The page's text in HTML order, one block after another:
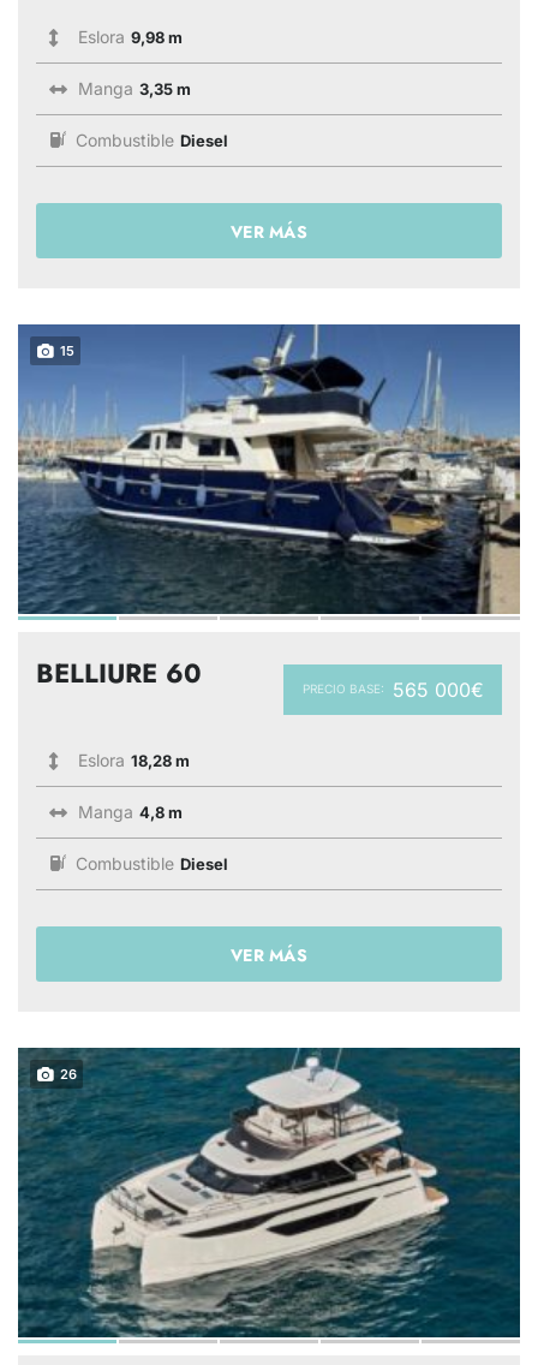
Eslora 9,98 m
Manga 3,35 m
Combustible Diesel
VER MÁS
15
PRECIO BASE: 565 000€
BELLIURE 60
Eslora 18,28 m
Manga 4,8 m
Combustible Diesel
VER MÁS
26